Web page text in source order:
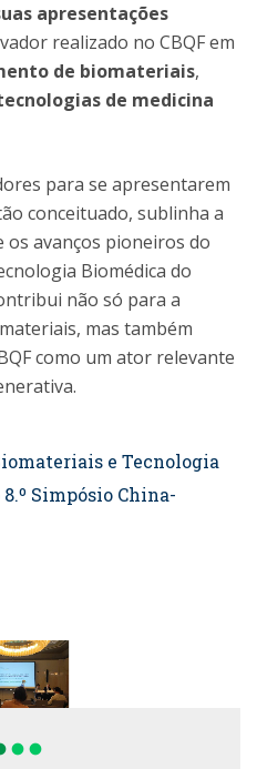
apresentações
realizado no CBQF em
de biomateriais,
de medicina
para se apresentarem
conceituado, sublinha a
os avanços pioneiros do
Biomédica do
não só para a
mas também
como um ator relevante
e Tecnologia
Simpósio China-
fiber_manual_record fiber_manual_record